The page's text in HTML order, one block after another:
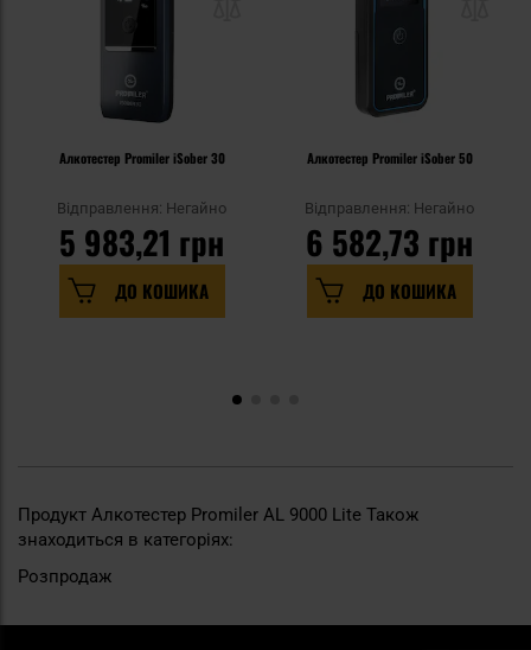
Алкотестер Promiler iSober 30
Відправлення: Негайно
5 983,21 грн
ДО КОШИКА
Алкотестер Promiler iSober 50
Відправлення: Негайно
6 582,73 грн
ДО КОШИКА
Продукт Алкотестер Promiler AL 9000 Lite Також
знаходиться в категоріях:
Розпродаж